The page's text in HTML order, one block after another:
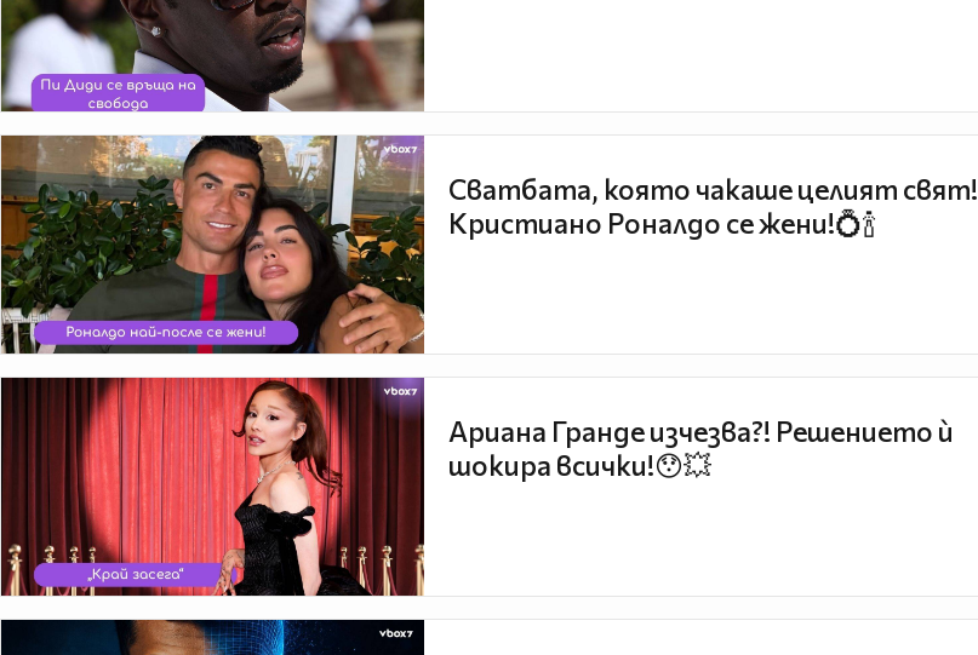
Сватбата, която чакаше целият свят!
Кристиано Роналдо се жени!💍🍾
Ариана Гранде изчезва?! Решението ѝ
шокира всички!😯💥